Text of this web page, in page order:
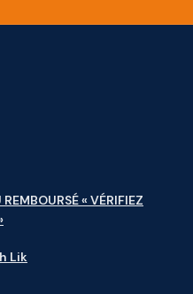
« VÉRIFIEZ
Lik